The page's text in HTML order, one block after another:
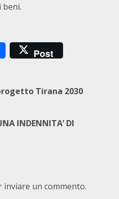
beni.
Post
Tirana 2030
INDENNITA’ DI
inviare un commento.